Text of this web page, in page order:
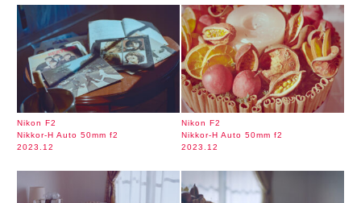
Nikon F2
Nikkor-H Auto 50mm f2
2023.12
Nikon F2
Nikkor-H Auto 50mm f2
2023.12